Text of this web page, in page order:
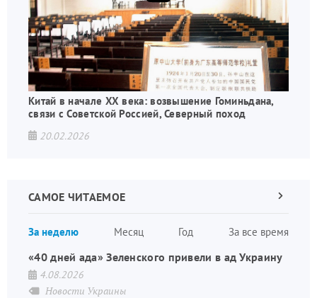
Китай в начале XX века: возвышение Гоминьдана,
связи с Советской Россией, Северный поход
20.02.2026
САМОЕ ЧИТАЕМОЕ
За неделю Месяц Год За все время
Следующая
«40 дней ада» Зеленского привели в ад Украину
4.08.2026
Новости Украины